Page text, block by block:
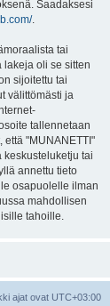
Saadaksesi
.
tai
lakeja oli se sitten
sijoitettu tai
välittömästi ja
tallennetaan
"MUNANETTI"
keskusteluketju tai
annettu tieto
osapuolelle ilman
mahdollisen
tahoille.
ajat ovat UTC+03:00